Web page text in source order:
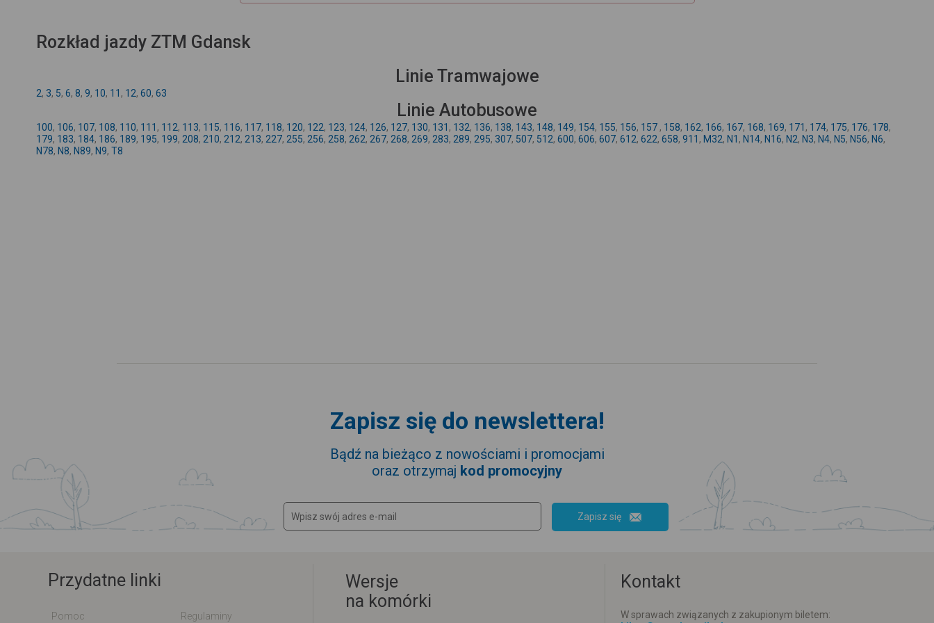
Rozkład jazdy ZTM Gdansk
Linie Tramwajowe
2, 3, 5, 6, 8, 9, 10, 11 , 12, 60, 63
Linie Autobusowe
100, 106, 107, 108, 110, 111 , 112, 113, 115, 116, 117, 118, 120, 122, 123, 124, 126, 127, 130, 131 , 132, 136, 138, 143, 148, 149, 154, 155, 156, 157 , 158, 162, 166, 167, 168, 169, 171 , 174, 175, 176, 178,
179, 183, 184, 186, 189, 195, 199, 208, 210, 212, 213, 227, 255, 256, 258, 262, 267, 268, 269, 283, 289, 295, 307, 507, 512, 600, 606, 607, 612, 622, 658, 911 , M32, N1 , N14, N16, N2, N3, N4, N5, N56, N6,
N78, N8, N89, N9, T8
Zapisz się do newslettera!
Bądź na bieżąco z nowościami i promocjami
oraz otrzymaj kod promocyjny
Zapisz się
Przydatne linki
Pomoc Regulaminy
Wersje
na komórki
Kontakt
W sprawach związanych z zakupionym biletem: